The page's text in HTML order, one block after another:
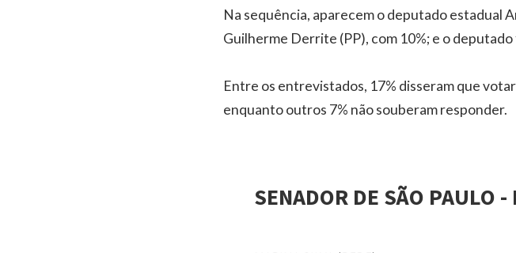
Na sequência, aparecem o deputado estadual
Guilherme Derrite (PP), com 10%; e o
Entre os entrevistados, 17% disseram que
enquanto outros 7% não souberam responder.